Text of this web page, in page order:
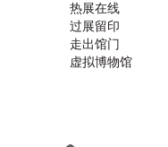
热展在线
过展留印
走出馆门
虚拟博物馆